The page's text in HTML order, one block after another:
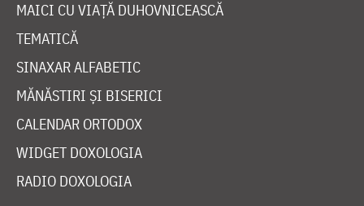
MAICI CU VIAȚĂ DUHOVNICEASCĂ
TEMATICĂ
SINAXAR ALFABETIC
MĂNĂSTIRI ȘI BISERICI
CALENDAR ORTODOX
WIDGET DOXOLOGIA
RADIO DOXOLOGIA